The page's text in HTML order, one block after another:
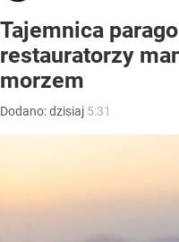
Tajemnica
restauratorzy
morzem
Dodano:dzisiaj 5:31